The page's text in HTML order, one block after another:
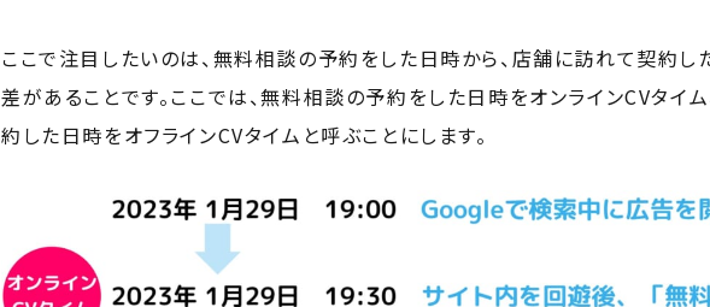
ここで注目したいのは、無料相談の予約をした日時から、店舗に訪れて契約し
差があることです。ここでは、無料相談の予約をした日時をオンラインCVタイ
約した日時をオフラインCVタイムと呼ぶことにします。